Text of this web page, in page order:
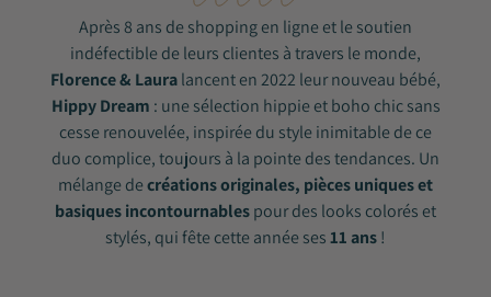
Après 8 ans de shopping en ligne et le soutien
indéfectible de leurs clientes à travers le monde,
Florence & Lauralancent en 2022 leur nouveau bébé,
Hippy Dream : une sélection hippie et boho chic sans
cesse renouvelée, inspirée du style inimitable de ce
duo complice, toujours à la pointe des tendances. Un
mélange decréations originales, pièces uniques et
basiques incontournablespour des looks colorés et
stylés, qui fête cette année ses11 ans!